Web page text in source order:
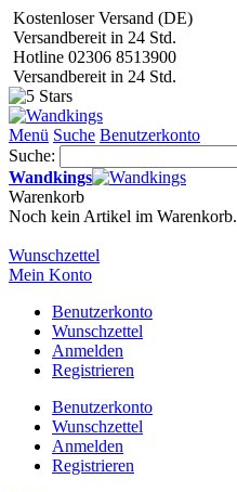
Kostenloser Versand (DE)
Versandbereit in 24 Std.
Hotline 02306 8513900
Versandbereit in 24 Std.
Menü Suche Benutzerkonto
Suche:
Wandkings
Warenkorb
Noch kein Artikel im Warenkorb.
Wunschzettel
Mein Konto
Benutzerkonto
Wunschzettel
Anmelden
Registrieren
Benutzerkonto
Wunschzettel
Anmelden
Registrieren